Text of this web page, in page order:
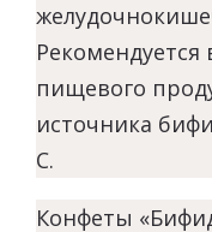
Рекомендуется
пищевого
источника
С.
Конфеты